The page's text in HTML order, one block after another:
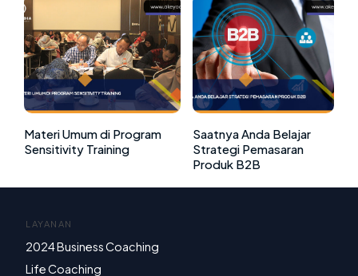
Materi Umum di Program
Sensitivity Training
Saatnya Anda Belajar
Strategi Pemasaran
Produk B2B
LAYANAN
2024 Business Coaching
Life Coaching